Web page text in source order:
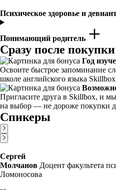
Психическое здоровье и
Понимающий родитель
Сразу после
Год
Освоите быстрое запоминание
школе английского языка
Пригласите друга в Skillbox, и
на выбор — не дороже покупки
Спикеры
Сергей
Молчанов Доцент факультета
Ломоносова